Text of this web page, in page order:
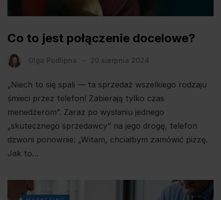
Co to jest połączenie docelowe?
Olga Podlipna 20 sierpnia 2024
„Niech to się spali — ta sprzedaż wszelkiego rodzaju
śmieci przez telefon! Zabierają tylko czas
menedżerom”. Zaraz po wysłaniu jednego
„skutecznego sprzedawcy” na jego drogę, telefon
dzwoni ponownie: „Witam, chciałbym zamówić pizzę.
Jak to…